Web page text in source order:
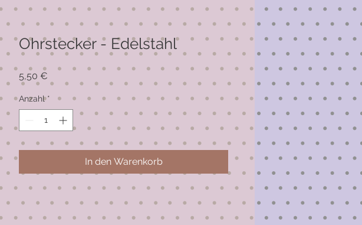
Ohrstecker - Edelstahl
5,50 €
Anzahl *
In den Warenkorb